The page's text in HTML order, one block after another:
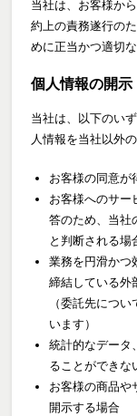
当社は、お客様か
約上の責務遂行の
めに正当かつ適切
個人情報の開示
当社は、以下のい
人情報を当社以外
お客様の同意が
お客様へのサー
答のため、当社
と判断される場
業務を円滑かつ
締結している外
（委託先につ
います）
統計的なデータ
ることができな
お客様の商品や
開示する場合